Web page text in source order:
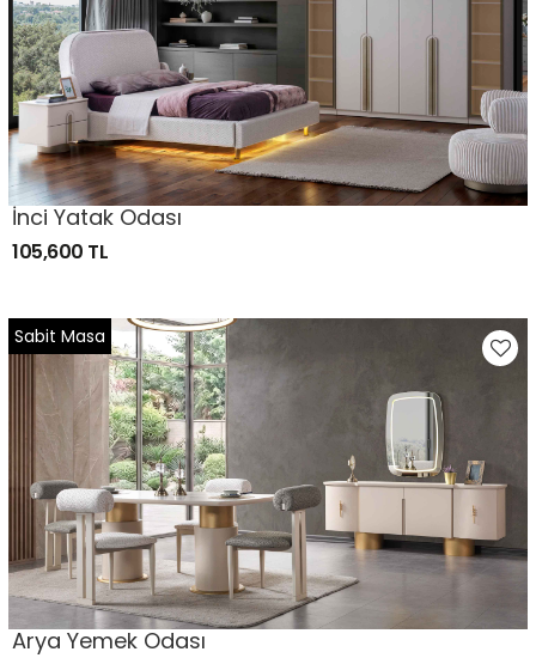
İnci Yatak Odası
105,600 TL
Sabit Masa
Arya Yemek Odası